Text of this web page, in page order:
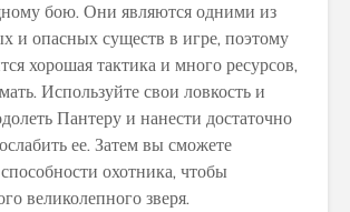
бою. Они являются одними из
и опасных существ в игре, поэтому
хорошая тактика и много ресурсов,
Используйте свои ловкость и
Пантеру и нанести достаточно
ее. Затем вы сможете
охотника, чтобы
великолепного зверя.